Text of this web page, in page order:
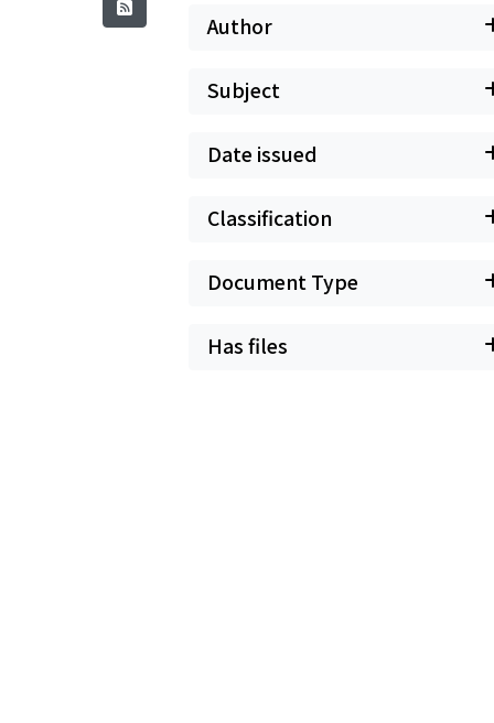
Author
Subject
Date issued
Classification
Document Type
Has files